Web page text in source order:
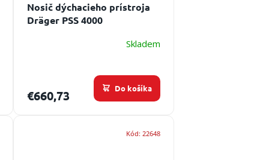
Nosič dýchacieho prístroja
Dräger PSS 4000
Skladem
€660,73 Do košíka
Kód: 22648